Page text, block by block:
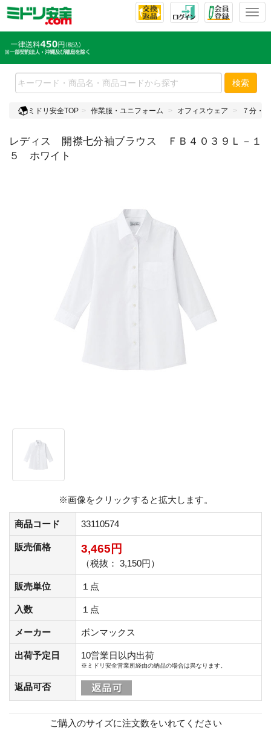
T
l
e
n
v
g
検索
ミドリ安全TOP 作業服・ユニフォーム オフィスウェア ７分・
レディス 開襟七分袖ブラウス ＦＢ４０３９Ｌ－１
５ ホワイト
※画像をクリックすると拡大します。
商品コード 33110574
販売価格 3,465円
（税抜： 3,150円）
販売単位 １点
入数 １点
メーカー ボンマックス
出荷予定日 10営業日以内出荷
※ミドリ安全営業所経由の納品の場合は異なります。
返品可否
ご購入のサイズに注文数をいれてください